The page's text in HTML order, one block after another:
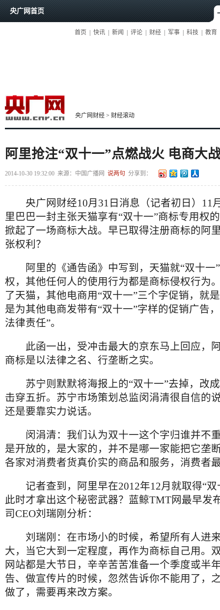
央广网首页
首页 快讯 新闻 评论 财经 军事 科技 教育
央广网财经 > 财经滚动
阿里抢注“双十一”点燃战火 电商大
2014-10-30 19:32:00 来源： 中国广播网 说两句 分享到：
央广网财经10月31日消息（记者初日）11
里巴巴一封主张天猫享有“双十一”商标专用权
掀起了一场商标大战。早已取得注册商标的阿
张权利？
阿里的《通告函》中写到，天猫就“双十一
权，其他任何人的使用行为都是商标侵权行为
了天猫，其他电商用“双十一”三个字促销，就
是为其他电商发带有“双十一”字样的促销广告
法律责任”。
此函一出，受冲击最大的京东马上回应，阿
商标是以法律之名、行垄断之实。
苏宁则默默将海报上的“双十一”去掉，改成
击穿五折。苏宁市场策划总监闵涓清很自信的
还是要靠实力说话。
闵涓清：我们认为双十一这个字归谁并不
是开放的，是大家的，并不是哪一家能把它垄
各家对消费者货真价实的商品和服务，消费者
记者查到，阿里早在2012年12月就取得“双
此时才拿出这个秘密武器？蓝鲸TMT网最早发
司CEO刘瑞刚分析：
刘瑞刚：在市场小的时候，希望所有人进
大，当它大到一定程度，再作为商标自己用。
网站都是大节日，辛辛苦苦准备一个季度或半
告、做宣传片的时候，忽然告诉你不能用了，
做了，需要再来改方案。